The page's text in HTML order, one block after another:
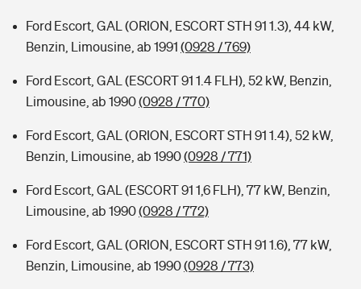
Ford Escort, GAL (ORION, ESCORT STH 91 1.3), 44 kW,
Benzin, Limousine, ab 1991 (0928 / 769)
Ford Escort, GAL (ESCORT 91 1.4 FLH), 52 kW, Benzin,
Limousine, ab 1990(0928 / 770)
Ford Escort, GAL (ORION, ESCORT STH 91 1.4), 52 kW,
Benzin, Limousine, ab 1990(0928 / 771)
Ford Escort, GAL (ESCORT 91 1,6 FLH), 77 kW, Benzin,
Limousine, ab 1990(0928 / 772)
Ford Escort, GAL (ORION, ESCORT STH 91 1.6), 77 kW,
Benzin, Limousine, ab 1990(0928 / 773)